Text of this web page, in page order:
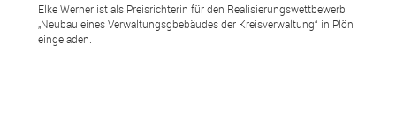
Elke Werner ist als Preisrichterin für den Realisierungswettbewerb
„Neubau eines Verwaltungsgbebäudes der Kreisverwaltung“ in Plön
eingeladen.